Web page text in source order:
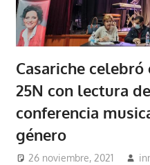
Casariche
25N con lectura
conferencia
género
26 noviembre, 2021